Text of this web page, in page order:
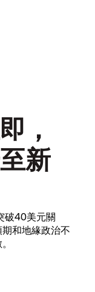
，
新
破40美元關
和地緣政治不